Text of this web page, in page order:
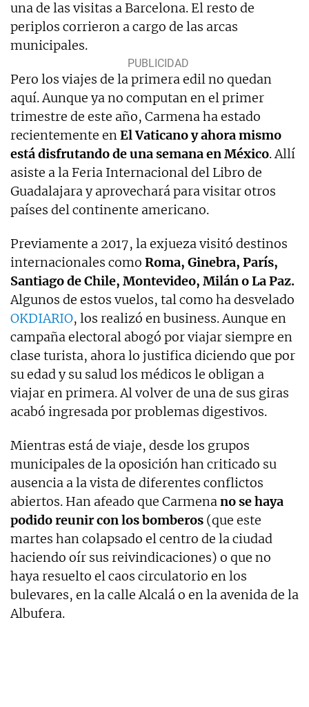
una de las visitas a Barcelona. El resto de
periplos corrieron a cargo de las arcas
municipales.
Pero los viajes de la primera edil no quedan
aquí. Aunque ya no computan en el primer
trimestre de este año, Carmena ha estado
recientemente enEl Vaticano y ahora mismo
está disfrutando de una semana en México. Allí
asiste a la Feria Internacional del Libro de
Guadalajara y aprovechará para visitar otros
países del continente americano.
Previamente a 2017, la exjueza visitó destinos
internacionales como Roma, Ginebra, París,
Santiago de Chile, Montevideo, Milán o La Paz.
Algunos de estos vuelos, tal como ha desvelado
OKDIARIO, los realizó en business. Aunque en
campaña electoral abogó por viajar siempre en
clase turista, ahora lo justifica diciendo que por
su edad y su salud los médicos le obligan a
viajar en primera. Al volver de una de sus giras
acabó ingresada por problemas digestivos.
Mientras está de viaje, desde los grupos
municipales de la oposición han criticado su
ausencia a la vista de diferentes conflictos
abiertos. Han afeado que Carmenano se haya
podido reunir con los bomberos (que este
martes han colapsado el centro de la ciudad
haciendo oír sus reivindicaciones) o que no
haya resuelto el caos circulatorio en los
bulevares, en la calle Alcalá o en la avenida de la
Albufera.